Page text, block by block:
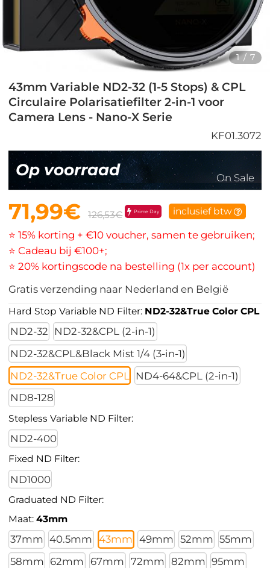
1/ 7
43mm Variable ND2-32 (1-5 Stops) & CPL
Circulaire Polarisatiefilter 2-in-1 voor
Camera Lens - Nano-X Serie
KF01.3072
Op voorraad On Sale
71,99€ 126,53€ Prime Day inclusief btw
⭐ 15% korting + €10 voucher, samen te gebruiken;
⭐ Cadeau bij €100+;
⭐ 20% kortingscode na bestelling (1x per account)
Gratis verzending naar Nederland en België
Hard Stop Variable ND Filter: ND2-32&True Color CPL
ND2-32
ND2-32&CPL (2-in-1)
ND2-32&CPL&Black Mist 1/4 (3-in-1)
ND2-32&True Color CPL
ND4-64&CPL (2-in-1)
ND8-128
Stepless Variable ND Filter:
ND2-400
Fixed ND Filter:
ND1000
Graduated ND Filter:
Maat:43mm
37mm 40.5mm 43mm 49mm 52mm 55mm
58mm 62mm 67mm 72mm 82mm 95mm